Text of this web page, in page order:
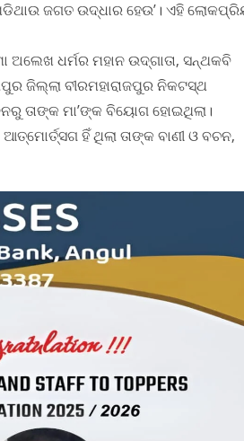
ଜଗତ ଉଦ୍ଧାର ହେଉ’। ଏହି
ଅଲେଖ ଧର୍ମର ମହାନ ଉଦ୍‌ଗାତା, ସନ୍ଥକବି
ଜିଲ୍ଲା ବୀରମହାରାଜପୁର ନିକଟସ୍ଥ
ତାଙ୍କ ମା’ଙ୍କ ବିୟୋଗ ହୋଇଥିଲା।
ହିଁ ଥିଲା ତାଙ୍କ ବାଣୀ ଓ ବଚନ,